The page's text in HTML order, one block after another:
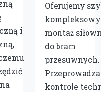
i
Oferujemy
kompleksowy
montaż
do bram
przesuwnych.
kontrole